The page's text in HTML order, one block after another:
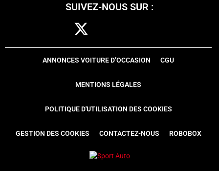
SUIVEZ-NOUS SUR :
ANNONCES VOITURE D’OCCASION CGU
MENTIONS LÉGALES
POLITIQUE D'UTILISATION DES COOKIES
GESTION DES COOKIES CONTACTEZ-NOUS ROBOBOX